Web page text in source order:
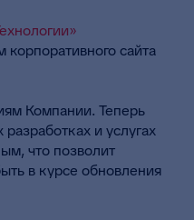
сайта
Компании. Теперь
и услугах
что позволит
в курсе обновления